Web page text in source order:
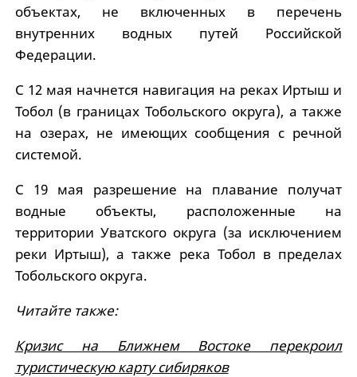
объектах, не включенных в перечень
внутренних водных путей Российской
Федерации.
С 12 мая начнется навигация на реках Иртыш и
Тобол (в границах Тобольского округа), а также
на озерах, не имеющих сообщения с речной
системой.
С 19 мая разрешение на плавание получат
водные объекты, расположенные на
территории Уватского округа (за исключением
реки Иртыш), а также река Тобол в пределах
Тобольского округа.
Читайте также:
Кризис на Ближнем Востоке перекроил
туристическую карту сибиряков